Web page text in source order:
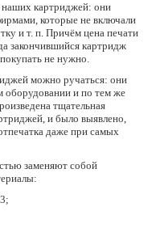
картриджей: они
которые не включали
и т. п. Причём цена печати
закончившийся картридж
не нужно.
можно ручаться: они
оборудовании и по тем же
тщательная
и было выявлено,
даже при самых
заменяют собой